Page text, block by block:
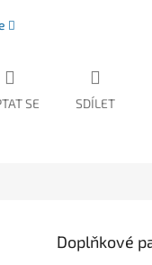
SE SDÍLET
Doplňkové